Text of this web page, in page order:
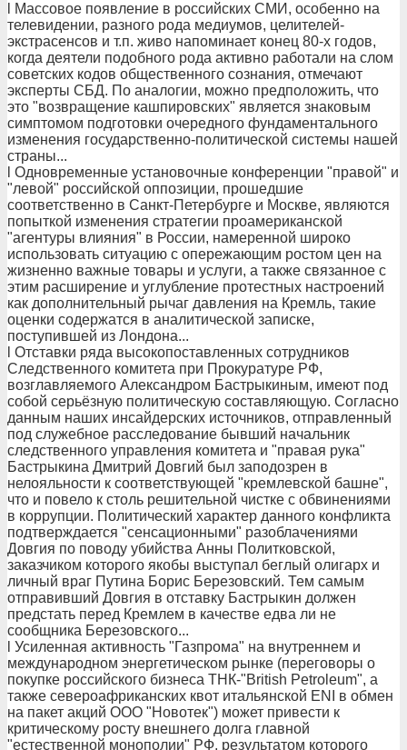
l Массовое появление в российских СМИ, особенно на
телевидении, разного рода медиумов, целителей-
экстрасенсов и т.п. живо напоминает конец 80-х годов,
когда деятели подобного рода активно работали на слом
советских кодов общественного сознания, отмечают
эксперты СБД. По аналогии, можно предположить, что
это "возвращение кашпировских" является знаковым
симптомом подготовки очередного фундаментального
изменения государственно-политической системы нашей
страны...
l Одновременные установочные конференции "правой" и
"левой" российской оппозиции, прошедшие
соответственно в Санкт-Петербурге и Москве, являются
попыткой изменения стратегии проамериканской
"агентуры влияния" в России, намеренной широко
использовать ситуацию с опережающим ростом цен на
жизненно важные товары и услуги, а также связанное с
этим расширение и углубление протестных настроений
как дополнительный рычаг давления на Кремль, такие
оценки содержатся в аналитической записке,
поступившей из Лондона...
l Отставки ряда высокопоставленных сотрудников
Следственного комитета при Прокуратуре РФ,
возглавляемого Александром Бастрыкиным, имеют под
собой серьёзную политическую составляющую. Согласно
данным наших инсайдерских источников, отправленный
под служебное расследование бывший начальник
следственного управления комитета и "правая рука"
Бастрыкина Дмитрий Довгий был заподозрен в
нелояльности к соответствующей "кремлевской башне",
что и повело к столь решительной чистке с обвинениями
в коррупции. Политический характер данного конфликта
подтверждается "сенсационными" разоблачениями
Довгия по поводу убийства Анны Политковской,
заказчиком которого якобы выступал беглый олигарх и
личный враг Путина Борис Березовский. Тем самым
отправивший Довгия в отставку Бастрыкин должен
предстать перед Кремлем в качестве едва ли не
сообщника Березовского...
l Усиленная активность "Газпрома" на внутреннем и
международном энергетическом рынке (переговоры о
покупке российского бизнеса ТНК-"British Petroleum", а
также североафриканских квот итальянской ENI в обмен
на пакет акций ООО "Новотек") может привести к
критическому росту внешнего долга главной
"естественной монополии" РФ, результатом которого